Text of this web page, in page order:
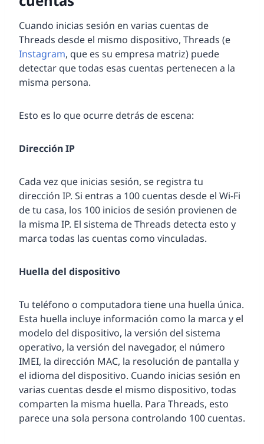
Cuando inicias sesión en varias cuentas de
Threads desde el mismo dispositivo, Threads (e
Instagram, que es su empresa matriz) puede
detectar que todas esas cuentas pertenecen a la
misma persona.
Esto es lo que ocurre detrás de escena:
Dirección IP
Cada vez que inicias sesión, se registra tu
dirección IP. Si entras a 100 cuentas desde el Wi-Fi
de tu casa, los 100 inicios de sesión provienen de
la misma IP. El sistema de Threads detecta esto y
marca todas las cuentas como vinculadas.
Huella del dispositivo
Tu teléfono o computadora tiene una huella única.
Esta huella incluye información como la marca y el
modelo del dispositivo, la versión del sistema
operativo, la versión del navegador, el número
IMEI, la dirección MAC, la resolución de pantalla y
el idioma del dispositivo. Cuando inicias sesión en
varias cuentas desde el mismo dispositivo, todas
comparten la misma huella. Para Threads, esto
parece una sola persona controlando 100 cuentas.